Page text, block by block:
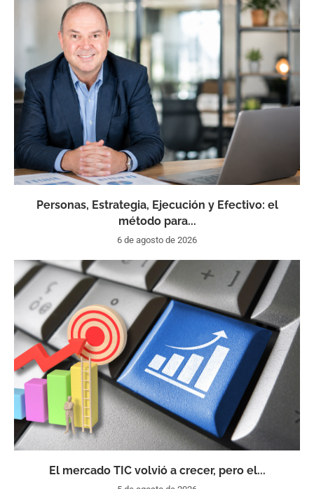
Personas, Estrategia, Ejecución y Efectivo: el
método para...
6 de agosto de 2026
El mercado TIC volvió a crecer, pero el...